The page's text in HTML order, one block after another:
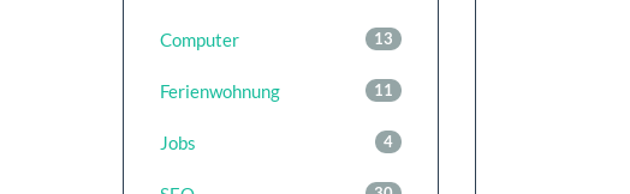
13
Computer
11
Ferienwohnung
4
Jobs